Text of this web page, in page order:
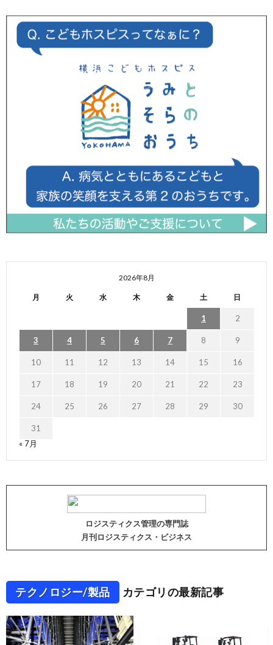
2026年8月
月 火 水 木 金 土 日
1 2
3 4 5 6 7 8 9
10 11 12 13 14 15 16
17 18 19 20 21 22 23
24 25 26 27 28 29 30
31
« 7月
ロジスティクス管理の専門誌
月刊ロジスティクス・ビジネス
テクノロジー/製品 カテゴリの最新記事